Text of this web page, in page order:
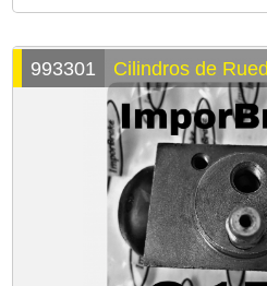
993301 Cilindros de